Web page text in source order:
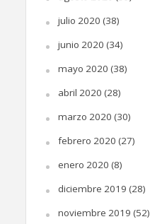
julio 2020 (38)
junio 2020 (34)
mayo 2020 (38)
abril 2020 (28)
marzo 2020 (30)
febrero 2020 (27)
enero 2020 (8)
diciembre 2019 (28)
noviembre 2019 (52)